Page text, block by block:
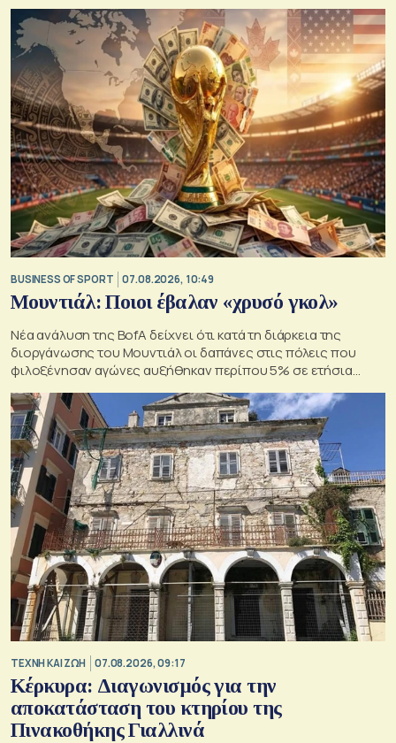
BUSINESS OF SPORT 07.08.2026, 10:49
Μουντιάλ: Ποιοι έβαλαν «χρυσό γκολ»
Νέα ανάλυση της BofA δείχνει ότι κατά τη διάρκεια της
διοργάνωσης του Μουντιάλ οι δαπάνες στις πόλεις που
φιλοξένησαν αγώνες αυξήθηκαν περίπου 5% σε ετήσια
βάση
TΕΧΝΗ ΚΑΙ ΖΩΗ 07.08.2026, 09:17
Κέρκυρα: Διαγωνισμός για την
αποκατάσταση του κτηρίου της
Πινακοθήκης Γιαλλινά